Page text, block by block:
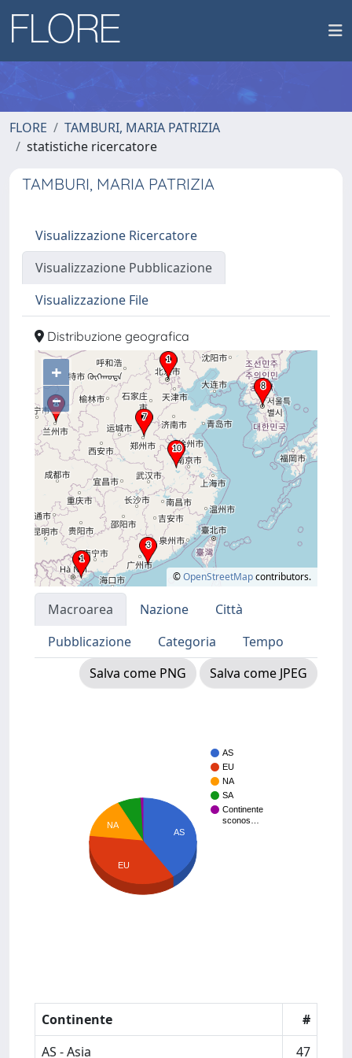
FLORE
TAMBURI, MARIA PATRIZIA
statistiche ricercatore
TAMBURI, MARIA PATRIZIA
Visualizzazione Ricercatore
Visualizzazione Pubblicazione
Visualizzazione File
Distribuzione geografica
+
–
©OpenStreetMapcontributors.
Macroarea Nazione
Città
Pubblicazione
Categoria
Tempo
Salva come PNG
Salva come JPEG
AS
EU
NA
SA
Continente
sconos…
AS
NA
EU
Continente
#
AS - Asia
47